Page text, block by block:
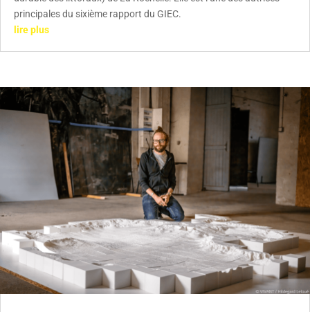
principales du sixième rapport du GIEC.
lire plus